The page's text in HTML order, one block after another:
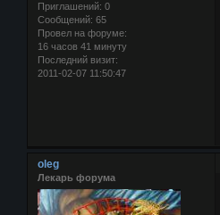
Приглашений: 0
Сообщений: 65
Провел на форуме:
16 часов 41 минуту
Последний визит:
2011-02-07 11:50:47
oleg
Лекарь форума